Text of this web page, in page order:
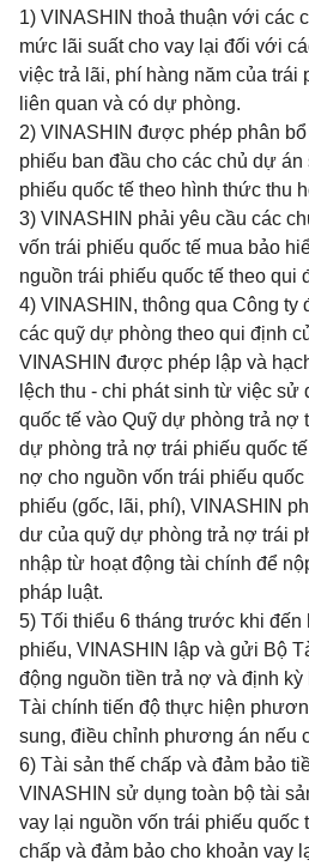
1) VINASHIN thoả thuận với các
mức lãi suất cho vay lại đối với
việc trả lãi, phí hàng năm của trái
liên quan và có dự phòng.
2) VINASHIN được phép phân
phiếu ban đầu cho các chủ dự
phiếu quốc tế theo hình thức thu
3) VINASHIN phải yêu cầu các
vốn trái phiếu quốc tế mua bảo
nguồn trái phiếu quốc tế theo qui
4) VINASHIN, thông qua Công ty
các quỹ dự phòng theo qui định
VINASHIN được phép lập và
lệch thu - chi phát sinh từ việc sử
quốc tế vào Quỹ dự phòng trả nợ
dự phòng trả nợ trái phiếu quốc
nợ cho nguồn vốn trái phiếu
phiếu (gốc, lãi, phí), VINASHIN
dư của quỹ dự phòng trả nợ trái
nhập từ hoạt động tài chính để
pháp luật.
5) Tối thiểu 6 tháng trước khi đến
phiếu, VINASHIN lập và gửi Bộ
động nguồn tiền trả nợ và định
Tài chính tiến độ thực hiện
sung, điều chỉnh phương án nếu
6) Tài sản thế chấp và đảm bảo
VINASHIN sử dụng toàn bộ tài
vay lại nguồn vốn trái phiếu quốc
chấp và đảm bảo cho khoản vay